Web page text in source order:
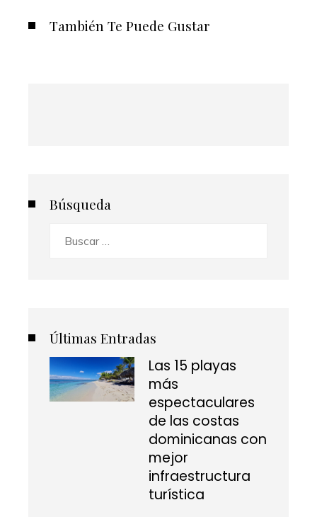
También Te Puede Gustar
Búsqueda
Últimas Entradas
Las 15 playas
más
espectaculares
de las costas
dominicanas con
mejor
infraestructura
turística